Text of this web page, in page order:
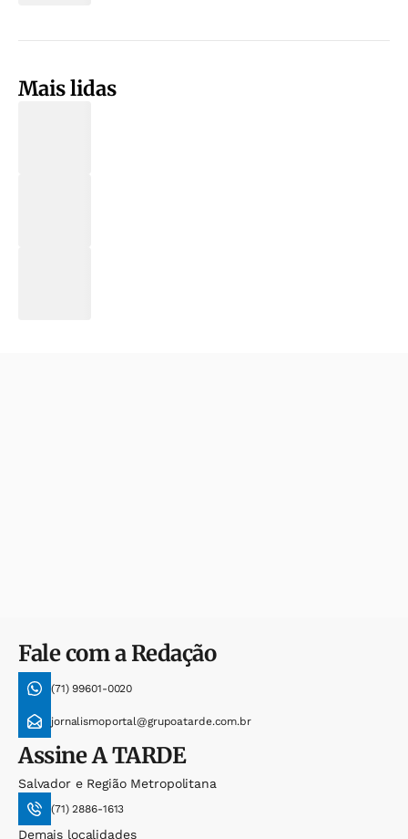
Mais lidas
Fale com a Redação
(71) 99601-0020
jornalismoportal@grupoatarde.com.br
AssineA TARDE
Salvador e Região Metropolitana
(71) 2886-1613
Demais localidades